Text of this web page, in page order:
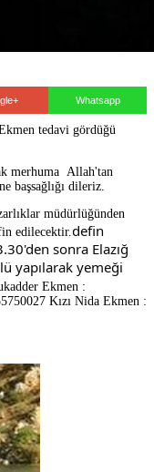
Whatsapp
tedavi gördüğü
merhuma Allah'tan
başsağlığı dileriz.
müdürlüğünden
edilecektir. defin
sonra Elazığ
yapılarak yemeği
Ekmen :
Kızı Nida Ekmen :